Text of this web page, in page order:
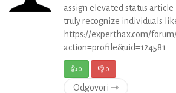
assign elevated status article
truly recognize individuals
https://experthax.com/
action=profile&uid=124581
👍0 👎0
Odgovori ⇾